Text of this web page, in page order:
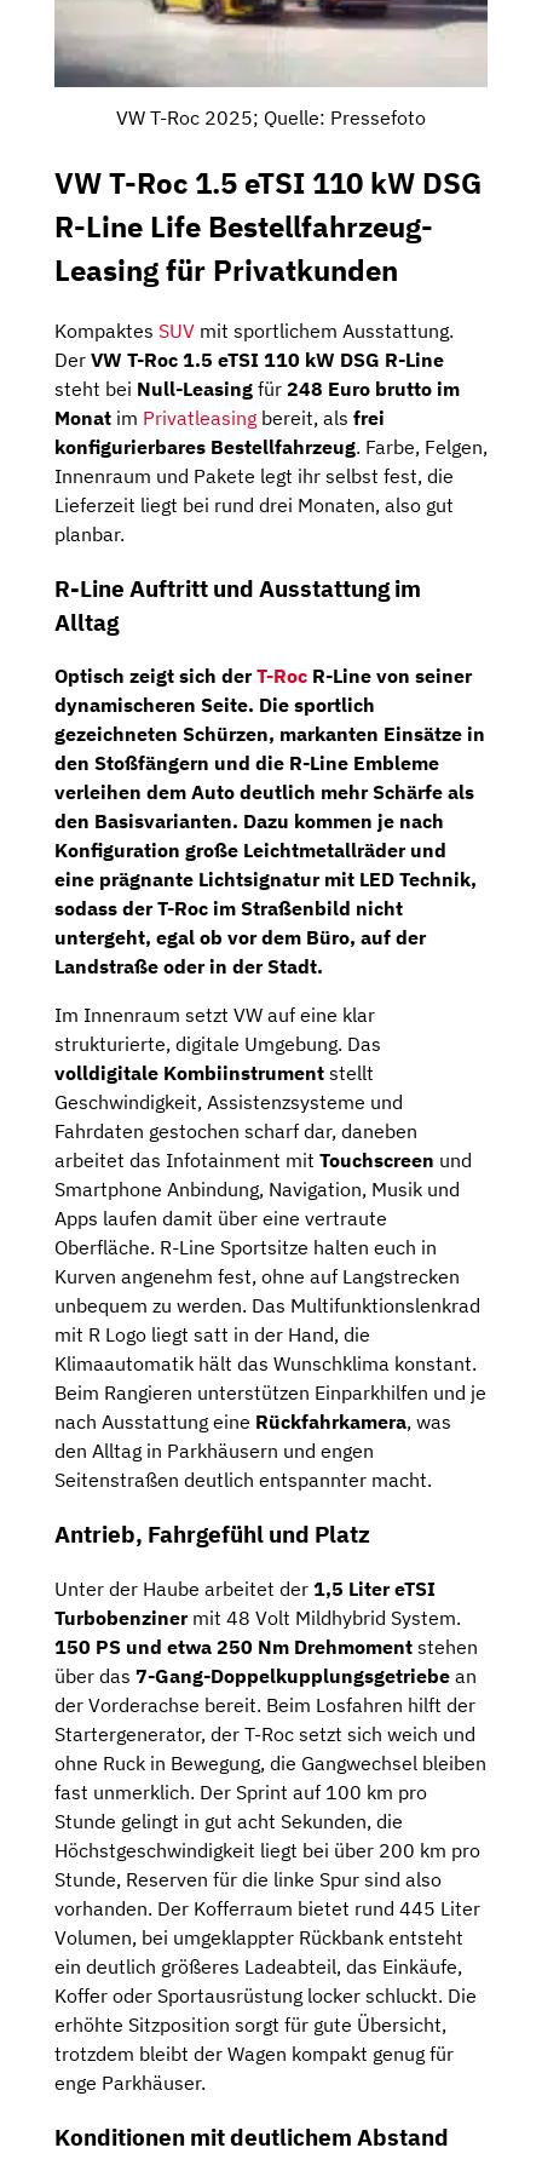
VW T-Roc 2025; Quelle: Pressefoto
VW T-Roc 1.5 eTSI 110 kW DSG
R-Line Life Bestellfahrzeug-
Leasing für Privatkunden
Kompaktes SUV mit sportlichem Ausstattung.
Der VW T-Roc 1.5 eTSI 110 kW DSG R-Line
steht bei Null-Leasing für 248 Euro brutto im
Monat im Privatleasing bereit, als frei
konfigurierbares Bestellfahrzeug. Farbe, Felgen,
Innenraum und Pakete legt ihr selbst fest, die
Lieferzeit liegt bei rund drei Monaten, also gut
planbar.
R-Line Auftritt und Ausstattung im
Alltag
Optisch zeigt sich derT-Roc R-Line von seiner
dynamischeren Seite. Die sportlich
gezeichneten Schürzen, markanten Einsätze in
den Stoßfängern und die R-Line Embleme
verleihen dem Auto deutlich mehr Schärfe als
den Basisvarianten. Dazu kommen je nach
Konfiguration große Leichtmetallräder und
eine prägnante Lichtsignatur mit LED Technik,
sodass der T-Roc im Straßenbild nicht
untergeht, egal ob vor dem Büro, auf der
Landstraße oder in der Stadt.
Im Innenraum setzt VW auf eine klar
strukturierte, digitale Umgebung. Das
volldigitale Kombiinstrument stellt
Geschwindigkeit, Assistenzsysteme und
Fahrdaten gestochen scharf dar, daneben
arbeitet das Infotainment mit Touchscreen und
Smartphone Anbindung, Navigation, Musik und
Apps laufen damit über eine vertraute
Oberfläche. R-Line Sportsitze halten euch in
Kurven angenehm fest, ohne auf Langstrecken
unbequem zu werden. Das Multifunktionslenkrad
mit R Logo liegt satt in der Hand, die
Klimaautomatik hält das Wunschklima konstant.
Beim Rangieren unterstützen Einparkhilfen und je
nach Ausstattung eine Rückfahrkamera, was
den Alltag in Parkhäusern und engen
Seitenstraßen deutlich entspannter macht.
Antrieb, Fahrgefühl und Platz
Unter der Haube arbeitet der 1,5 Liter eTSI
Turbobenzinermit 48 Volt Mildhybrid System.
150 PS und etwa 250 Nm Drehmoment stehen
über das 7-Gang-Doppelkupplungsgetriebe an
der Vorderachse bereit. Beim Losfahren hilft der
Startergenerator, der T-Roc setzt sich weich und
ohne Ruck in Bewegung, die Gangwechsel bleiben
fast unmerklich. Der Sprint auf 100 km pro
Stunde gelingt in gut acht Sekunden, die
Höchstgeschwindigkeit liegt bei über 200 km pro
Stunde, Reserven für die linke Spur sind also
vorhanden. Der Kofferraum bietet rund 445 Liter
Volumen, bei umgeklappter Rückbank entsteht
ein deutlich größeres Ladeabteil, das Einkäufe,
Koffer oder Sportausrüstung locker schluckt. Die
erhöhte Sitzposition sorgt für gute Übersicht,
trotzdem bleibt der Wagen kompakt genug für
enge Parkhäuser.
Konditionen mit deutlichem Abstand